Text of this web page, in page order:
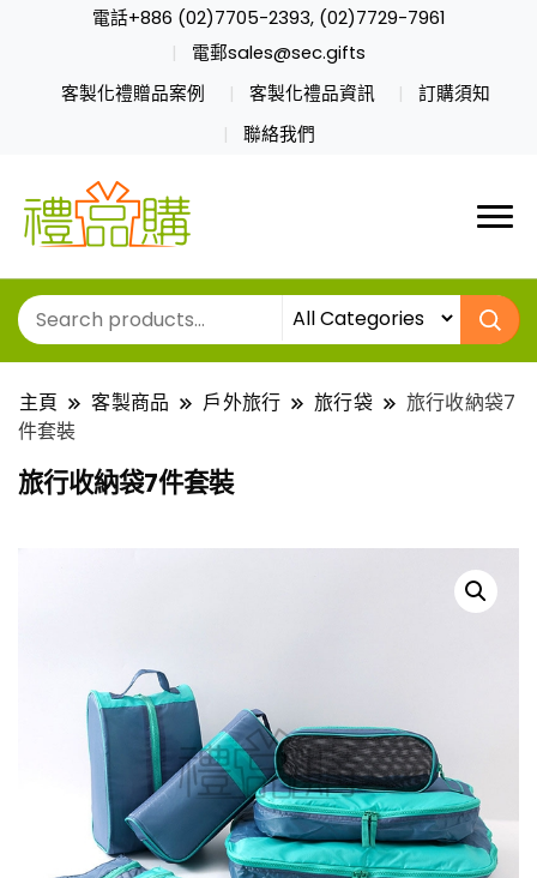
電話+886 (02)7705-2393, (02)7729-7961
電郵sales@sec.gifts
客製化禮贈品案例
客製化禮品資訊
訂購須知
聯絡我們
主頁 客製商品 戶外旅行 旅行袋
旅行收納袋7
件套裝
旅行收納袋7件套裝